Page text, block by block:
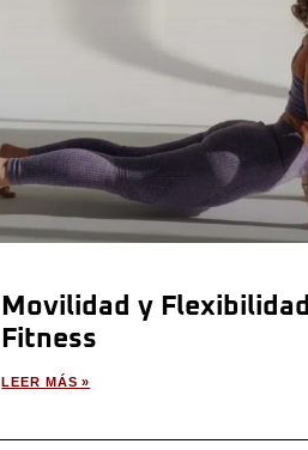
Movilidad y
Fitness
LEER MÁS »